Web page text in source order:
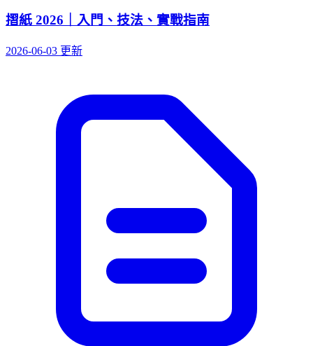
摺紙 2026｜入門、技法、實戰指南
2026-06-03 更新